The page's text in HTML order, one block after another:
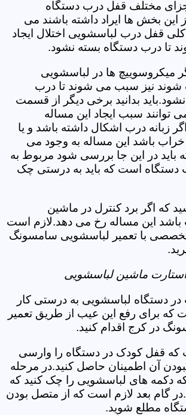
مختلف قفل درب دستگاه
این بخش ها ایراد داشته باشند می
کلی قفل درب لباسشویی اختلال ایجاد
تا درب دستگاه بسته نشود.
میکروسوییچ ها در لباسشویی
نیز سبب می شوند تا درب
بدانید برخی دیگر از قسمت
توانند سبب ایجاد این مساله
زبانه درب اشکال داشته باشد و یا
باشد این مساله به وجود می
باید در این جا بررسی شود مربوط به
است که باید به درستی چک
که اگر برد کنترل در ماشین
این مساله رخ می دهد.لازم است
با تعمیر لباسشویی سامسونگ
ماشین لباسشویی
در دستگاه لباسشویی به درستی کار
که برای رفع این عیب از طریق تعمیر
در کرج اقدام کنید.
که قفل کودک در دستگاه را وارسی
آن اطمینان حاصل کنید.در مرحله
دکمه های لباسشویی را چک کنید که
گام بعد لازم است که از متصل بودن
مطلع شوید.